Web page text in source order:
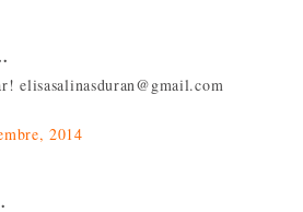
elisasalinasduran@gmail.com
2014